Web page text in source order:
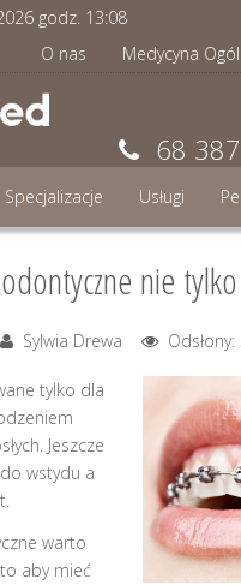
godz. 13:08
O nas
Medycyna
68
Specjalizacje Usługi
nie
Sylwia Drewa
tylko dla
Jeszcze
wstydu a
warto
aby mieć